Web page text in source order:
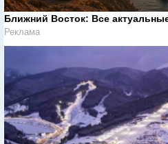
Ближний Восток: Все
Реклама